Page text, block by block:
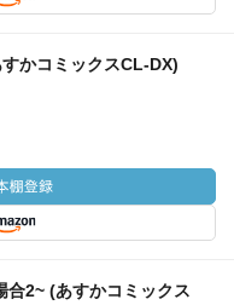
かコミックスCL-DX)
合2~ (あすかコミックス